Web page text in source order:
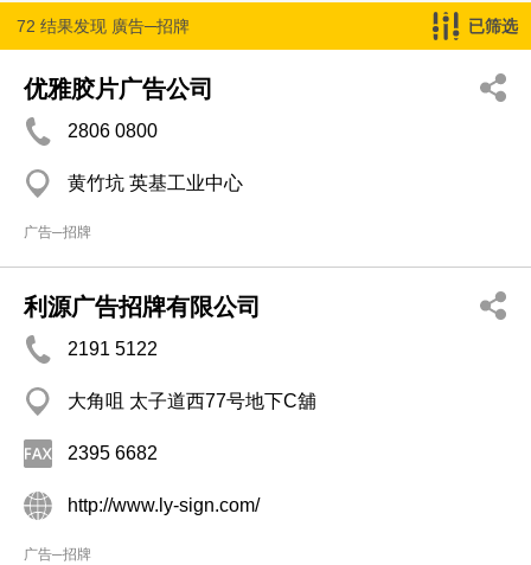
72 结果发现 廣告─招牌 已筛选
优雅胶片广告公司
2806 0800
黄竹坑 英基工业中心
广告─招牌
利源广告招牌有限公司
2191 5122
大角咀 太子道西77号地下C舖
2395 6682
http://www.ly-sign.com/
广告─招牌